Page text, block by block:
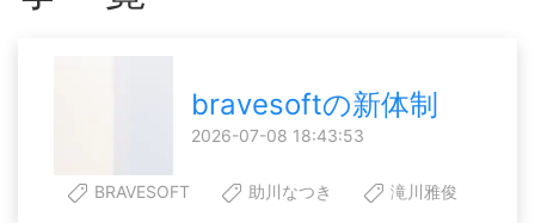
bravesoftの新体制
2026-07-08 18:43:53
BRAVESOFT 助川なつき 滝川雅俊